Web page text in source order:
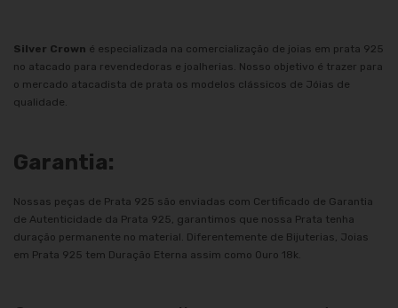
Silver Crown é especializada na comercialização de joias em prata 925
no atacado para revendedoras e joalherias. Nosso objetivo é trazer para
o mercado atacadista de prata os modelos clássicos de Jóias de
qualidade.
Garantia:
Nossas peças de Prata 925 são enviadas com Certificado de Garantia
de Autenticidade da Prata 925, garantimos que nossa Prata tenha
duração permanente no material. Diferentemente de Bijuterias, Joias
em Prata 925 tem Duração Eterna assim como Ouro 18k.